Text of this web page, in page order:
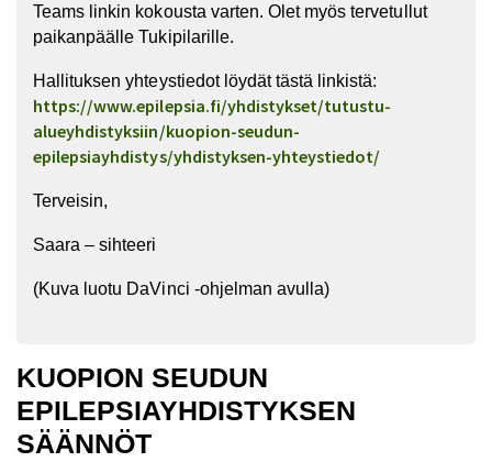
Teams linkin kokousta varten. Olet myös tervetullut
paikanpäälle Tukipilarille.
Hallituksen yhteystiedot löydät tästä linkistä:
https://www.epilepsia.fi/yhdistykset/tutustu-
alueyhdistyksiin/kuopion-seudun-
epilepsiayhdistys/yhdistyksen-yhteystiedot/
Terveisin,
Saara – sihteeri
(Kuva luotu DaVinci -ohjelman avulla)
KUOPION SEUDUN
EPILEPSIAYHDISTYKSEN
SÄÄNNÖT